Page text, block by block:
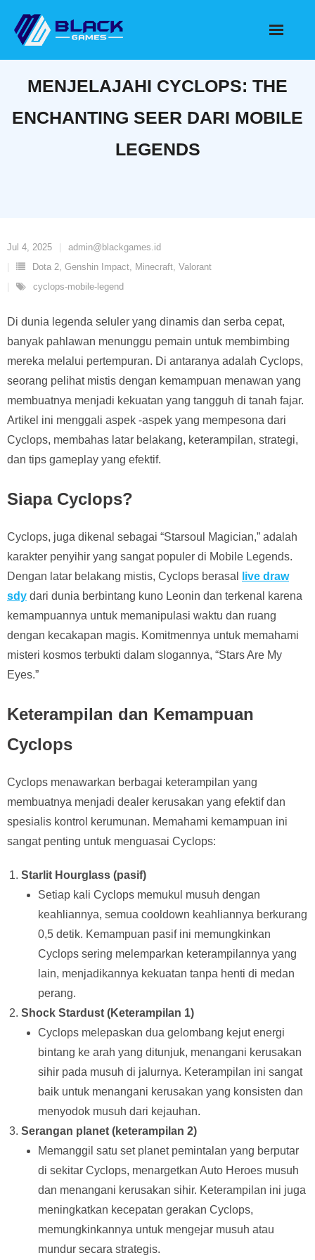
content
MENJELAJAHI CYCLOPS: THE
ENCHANTING SEER DARI MOBILE
LEGENDS
Jul 4, 2025
admin@blackgames.id
Dota 2, Genshin Impact, Minecraft, Valorant
cyclops-mobile-legend
Di dunia legenda seluler yang dinamis dan serba cepat,
banyak pahlawan menunggu pemain untuk membimbing
mereka melalui pertempuran. Di antaranya adalah Cyclops,
seorang pelihat mistis dengan kemampuan menawan yang
membuatnya menjadi kekuatan yang tangguh di tanah fajar.
Artikel ini menggali aspek -aspek yang mempesona dari
Cyclops, membahas latar belakang, keterampilan, strategi,
dan tips gameplay yang efektif.
Siapa Cyclops?
Cyclops, juga dikenal sebagai “Starsoul Magician,” adalah
karakter penyihir yang sangat populer di Mobile Legends.
Dengan latar belakang mistis, Cyclops berasal
live draw
sdy dari dunia berbintang kuno Leonin dan terkenal karena
kemampuannya untuk memanipulasi waktu dan ruang
dengan kecakapan magis. Komitmennya untuk memahami
misteri kosmos terbukti dalam slogannya, “Stars Are My
Eyes.”
Keterampilan dan Kemampuan
Cyclops
Cyclops menawarkan berbagai keterampilan yang
membuatnya menjadi dealer kerusakan yang efektif dan
spesialis kontrol kerumunan. Memahami kemampuan ini
sangat penting untuk menguasai Cyclops:
Starlit Hourglass (pasif)
Setiap kali Cyclops memukul musuh dengan
keahliannya, semua cooldown keahliannya berkurang
0,5 detik. Kemampuan pasif ini memungkinkan
Cyclops sering melemparkan keterampilannya yang
lain, menjadikannya kekuatan tanpa henti di medan
perang.
Shock Stardust (Keterampilan 1)
Cyclops melepaskan dua gelombang kejut energi
bintang ke arah yang ditunjuk, menangani kerusakan
sihir pada musuh di jalurnya. Keterampilan ini sangat
baik untuk menangani kerusakan yang konsisten dan
menyodok musuh dari kejauhan.
Serangan planet (keterampilan 2)
Memanggil satu set planet pemintalan yang berputar
di sekitar Cyclops, menargetkan Auto Heroes musuh
dan menangani kerusakan sihir. Keterampilan ini juga
meningkatkan kecepatan gerakan Cyclops,
memungkinkannya untuk mengejar musuh atau
mundur secara strategis.